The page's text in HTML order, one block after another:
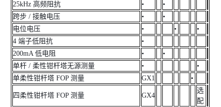
25kHz 高频阻抗
•
•
跨步 / 接触电压
•
•
电位电压
• •
•
4 端子低阻抗
•
200mA 低电阻
•
•
单杆 / 柔性钳杆塔无源测量
•
•
单柔性钳杆塔 FOP 测量
GX1 •
四柔性钳杆塔 FOP 测量 GX4
选
配